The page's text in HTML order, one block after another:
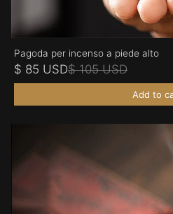
Pagoda per incenso a piede alto
$ 85 USD$ 105 USD
Add to